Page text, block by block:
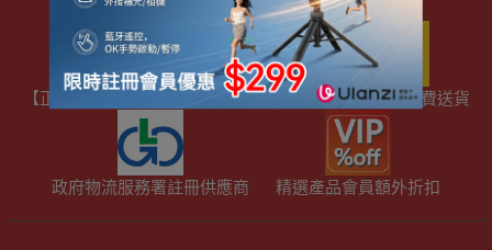
【正版正貨】商標認證 優網店認證 滿HKD600免費送貨
政府物流服務署註冊供應商 精選產品會員額外折扣